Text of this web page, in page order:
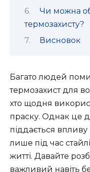
Чи можна
термозахисту?
Висновок
Багато людей
термозахист для
хто щодня
праску. Однак це
піддається
лише під час
житті. Давайте
важливий навіть